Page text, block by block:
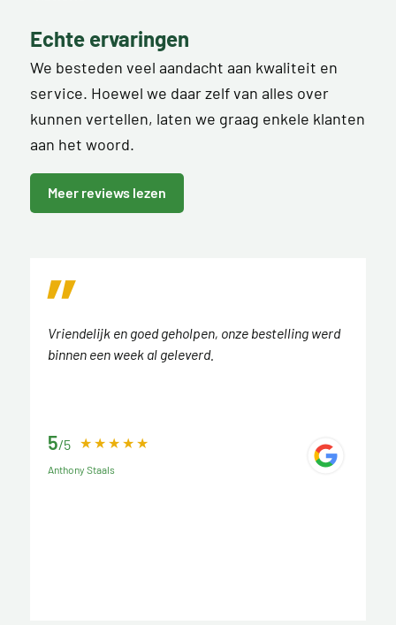
Echte ervaringen
We besteden veel aandacht aan kwaliteit en
service. Hoewel we daar zelf van alles over
kunnen vertellen, laten we graag enkele klanten
aan het woord.
Meer reviews lezen
Vriendelijk en goed geholpen, onze bestelling werd
binnen een week al geleverd.
5/5
Anthony Staals